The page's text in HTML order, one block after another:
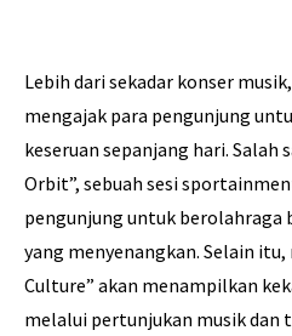
Lebih dari sekadar konser
mengajak para pengunjung
keseruan sepanjang hari. Salah
Orbit”, sebuah sesi
pengunjung untuk berolahraga
yang menyenangkan. Selain
Culture” akan menampilkan
melalui pertunjukan musik dan